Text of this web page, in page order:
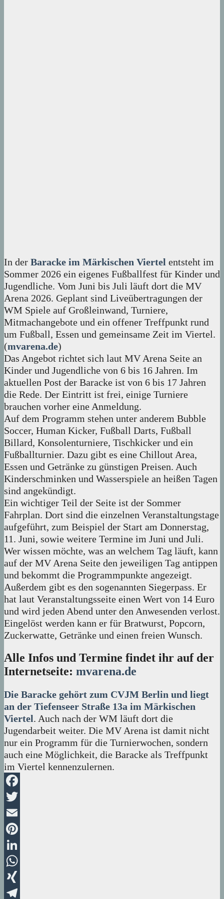
In der Baracke im Märkischen Viertel entsteht im
Sommer 2026 ein eigenes Fußballfest für Kinder und
Jugendliche. Vom Juni bis Juli läuft dort die MV
Arena 2026. Geplant sind Liveübertragungen der
WM Spiele auf Großleinwand, Turniere,
Mitmachangebote und ein offener Treffpunkt rund
um Fußball, Essen und gemeinsame Zeit im Viertel.
(mvarena.de)
Das Angebot richtet sich laut MV Arena Seite an
Kinder und Jugendliche von 6 bis 16 Jahren. Im
aktuellen Post der Baracke ist von 6 bis 17 Jahren
die Rede. Der Eintritt ist frei, einige Turniere
brauchen vorher eine Anmeldung.
Auf dem Programm stehen unter anderem Bubble
Soccer, Human Kicker, Fußball Darts, Fußball
Billard, Konsolenturniere, Tischkicker und ein
Fußballturnier. Dazu gibt es eine Chillout Area,
Essen und Getränke zu günstigen Preisen. Auch
Kinderschminken und Wasserspiele an heißen Tagen
sind angekündigt.
Ein wichtiger Teil der Seite ist der Sommer
Fahrplan. Dort sind die einzelnen Veranstaltungstage
aufgeführt, zum Beispiel der Start am Donnerstag,
11. Juni, sowie weitere Termine im Juni und Juli.
Wer wissen möchte, was an welchem Tag läuft, kann
auf der MV Arena Seite den jeweiligen Tag antippen
und bekommt die Programmpunkte angezeigt.
Außerdem gibt es den sogenannten Siegerpass. Er
hat laut Veranstaltungsseite einen Wert von 14 Euro
und wird jeden Abend unter den Anwesenden verlost.
Eingelöst werden kann er für Bratwurst, Popcorn,
Zuckerwatte, Getränke und einen freien Wunsch.
Alle Infos und Termine findet ihr auf der
Internetseite: mvarena.de
Die Baracke gehört zum CVJM Berlin und liegt
an der Tiefenseer Straße 13a im Märkischen
Viertel. Auch nach der WM läuft dort die
Jugendarbeit weiter. Die MV Arena ist damit nicht
nur ein Programm für die Turnierwochen, sondern
auch eine Möglichkeit, die Baracke als Treffpunkt
im Viertel kennenzulernen.
Facebook
Twitter
Email
Pinterest
LinkedIn
WhatsApp
XING